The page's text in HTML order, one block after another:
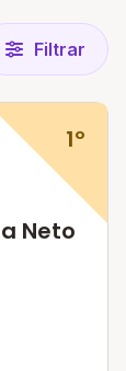
Filtrar
1º
Neto